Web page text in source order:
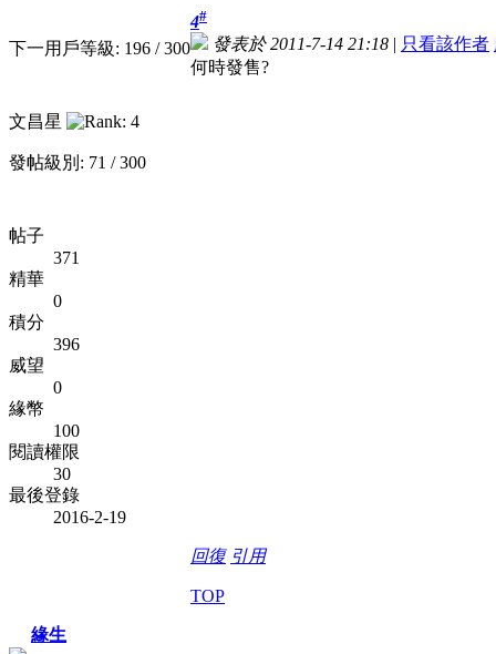
下一用戶等級: 196 / 300
文昌星
發帖級別: 71 / 300
帖子
371
精華
0
積分
396
威望
0
緣幣
100
閱讀權限
30
最後登錄
2016-2-19
4#
發表於 2011-7-14 21:18 | 只看該作者
何時發售?
回復 引用
TOP
緣生